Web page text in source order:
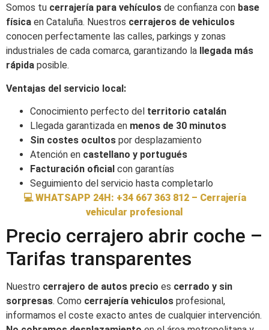
Somos tu cerrajería para vehículos de confianza con base
física en Cataluña. Nuestros cerrajeros de vehiculos
conocen perfectamente las calles, parkings y zonas
industriales de cada comarca, garantizando la
llegada más
rápida posible.
Ventajas del servicio local:
Conocimiento perfecto del territorio catalán
Llegada garantizada en menos de 30 minutos
Sin costes ocultos por desplazamiento
Atención en castellano y portugués
Facturación oficial con garantías
Seguimiento del servicio hasta completarlo
💻 WHATSAPP 24H: +34 667 363 812 – Cerrajería
vehicular profesional
Precio cerrajero abrir coche –
Tarifas transparentes
Nuestro cerrajero de autos precio es cerrado y sin
sorpresas. Como cerrajería vehiculos profesional,
informamos el coste exacto antes de cualquier intervención.